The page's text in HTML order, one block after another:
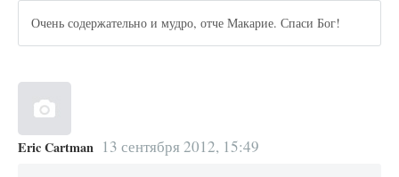
Очень содержательно и мудро, отче Макарие. Спаси Бог!
Eric Cartman 13 сентября 2012, 15:49